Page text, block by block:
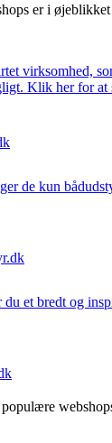
er i øjeblikket
virksomhed,
Klik her for at
de kun
et bredt og